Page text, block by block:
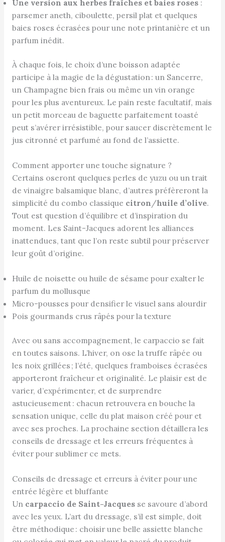
Une version aux herbes fraîches et baies roses:
parsemer aneth, ciboulette, persil plat et quelques
baies roses écrasées pour une note printanière et un
parfum inédit.
À chaque fois, le choix d’une boisson adaptée
participe à la magie de la dégustation : un Sancerre,
un Champagne bien frais ou même un vin orange
pour les plus aventureux. Le pain reste facultatif, mais
un petit morceau de baguette parfaitement toasté
peut s’avérer irrésistible, pour saucer discrètement le
jus citronné et parfumé au fond de l’assiette.
Comment apporter une touche signature ?
Certains oseront quelques perles de yuzu ou un trait
de vinaigre balsamique blanc, d’autres préfèreront la
simplicité du combo classique citron/huile d’olive.
Tout est question d’équilibre et d’inspiration du
moment. Les Saint-Jacques adorent les alliances
inattendues, tant que l’on reste subtil pour préserver
leur goût d’origine.
Huile de noisette ou huile de sésame pour exalter le
parfum du mollusque
Micro-pousses pour densifier le visuel sans alourdir
Pois gourmands crus râpés pour la texture
Avec ou sans accompagnement, le carpaccio se fait
en toutes saisons. L’hiver, on ose la truffe râpée ou
les noix grillées ; l’été, quelques framboises écrasées
apporteront fraîcheur et originalité. Le plaisir est de
varier, d’expérimenter, et de surprendre
astucieusement : chacun retrouvera en bouche la
sensation unique, celle du plat maison créé pour et
avec ses proches. La prochaine section détaillera les
conseils de dressage et les erreurs fréquentes à
éviter pour sublimer ce mets.
Conseils de dressage et erreurs à éviter pour une
entrée légère et bluffante
Un carpaccio de Saint-Jacquesse savoure d’abord
avec les yeux. L’art du dressage, s’il est simple, doit
être méthodique : choisir une belle assiette blanche